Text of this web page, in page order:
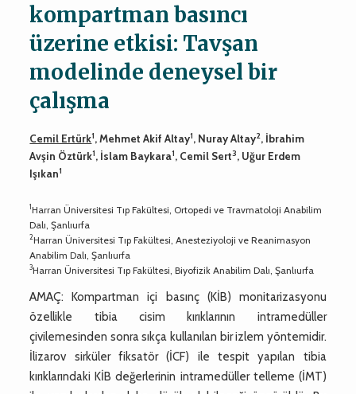
kompartman basıncı
üzerine etkisi: Tavşan
modelinde deneysel bir
çalışma
Cemil Ertürk1, Mehmet Akif Altay1, Nuray Altay2, İbrahim
Avşin Öztürk1, İslam Baykara1, Cemil Sert3, Uğur Erdem
Işıkan1
1Harran Üniversitesi Tıp Fakültesi, Ortopedi ve Travmatoloji Anabilim
Dalı, Şanlıurfa
2Harran Üniversitesi Tıp Fakültesi, Anesteziyoloji ve Reanimasyon
Anabilim Dalı, Şanlıurfa
3Harran Üniversitesi Tıp Fakültesi, Biyofizik Anabilim Dalı, Şanlıurfa
AMAÇ: Kompartman içi basınç (KİB) monitarizasyonu
özellikle tibia cisim kırıklarının intramedüller
çivilemesinden sonra sıkça kullanılan bir izlem yöntemidir.
İlizarov sirküler fiksatör (İCF) ile tespit yapılan tibia
kırıklarındaki KİB değerlerinin intramedüller telleme (İMT)